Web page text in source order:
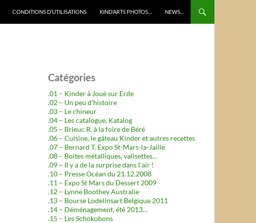
CONDITIONS D’UTILISATIONS KIND’ARTS PHOTOS… NEWS…
Catégories
.01 – Kinder à Joué sur Erde
.02 – Un peu d'histoire
.03 – Le chineur
.04 – Les catalogue, Katalog
.05 – Brieuc R. à la foire de Béré
.06 – Cuisine, le gâteau Kinder et autres recettes
.07 – Bernard T. Expo St-Mars-la-Jaille
.08 – Boites métalliques, valisettes…
.09 – Il y a de la surprise dans l'air !
.10 – Presse Océan du 21.12.2008
.11 – Expo St Mars du Dessert 2009
.12 – Lynne Boothey Australie
.13 – Bourse Lodelinsart Belgique 2011
.14 – Déménagement, été 2013…
.15 – Les Schokobons